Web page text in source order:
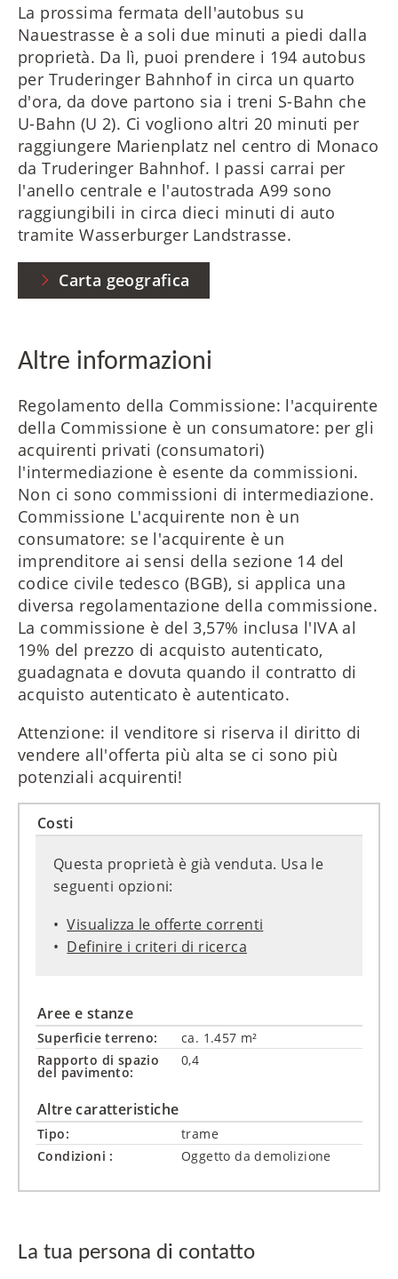
La prossima fermata dell'autobus su
Nauestrasse è a soli due minuti a piedi dalla
proprietà. Da lì, puoi prendere i 194 autobus
per Truderinger Bahnhof in circa un quarto
d'ora, da dove partono sia i treni S-Bahn che
U-Bahn (U 2). Ci vogliono altri 20 minuti per
raggiungere Marienplatz nel centro di Monaco
da Truderinger Bahnhof. I passi carrai per
l'anello centrale e l'autostrada A99 sono
raggiungibili in circa dieci minuti di auto
tramite Wasserburger Landstrasse.
Carta geografica
Altre informazioni
Regolamento della Commissione: l'acquirente
della Commissione è un consumatore: per gli
acquirenti privati (consumatori)
l'intermediazione è esente da commissioni.
Non ci sono commissioni di intermediazione.
Commissione L'acquirente non è un
consumatore: se l'acquirente è un
imprenditore ai sensi della sezione 14 del
codice civile tedesco (BGB), si applica una
diversa regolamentazione della commissione.
La commissione è del 3,57% inclusa l'IVA al
19% del prezzo di acquisto autenticato,
guadagnata e dovuta quando il contratto di
acquisto autenticato è autenticato.
Attenzione: il venditore si riserva il diritto di
vendere all'offerta più alta se ci sono più
potenziali acquirenti!
Costi
Questa proprietà è già venduta. Usa le
seguenti opzioni:
Visualizza le offerte correnti
Definire i criteri di ricerca
Aree e stanze
Superficie terreno:
ca. 1.457 m²
Rapporto di spazio
del pavimento:
0,4
Altre caratteristiche
Tipo:
trame
Condizioni :
Oggetto da demolizione
La tua persona di contatto